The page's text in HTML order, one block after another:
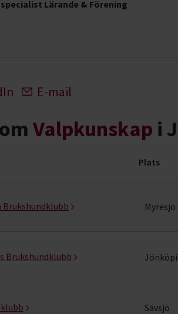
Lärande & Förening
E-mail
Valpkunskap i
Plats
Brukshundklubb Myresjö
Brukshundklubb
Sävsjö